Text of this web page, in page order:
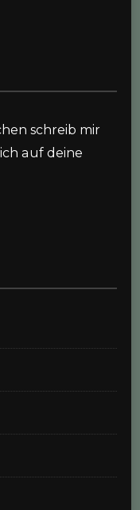
schreib mir
auf deine